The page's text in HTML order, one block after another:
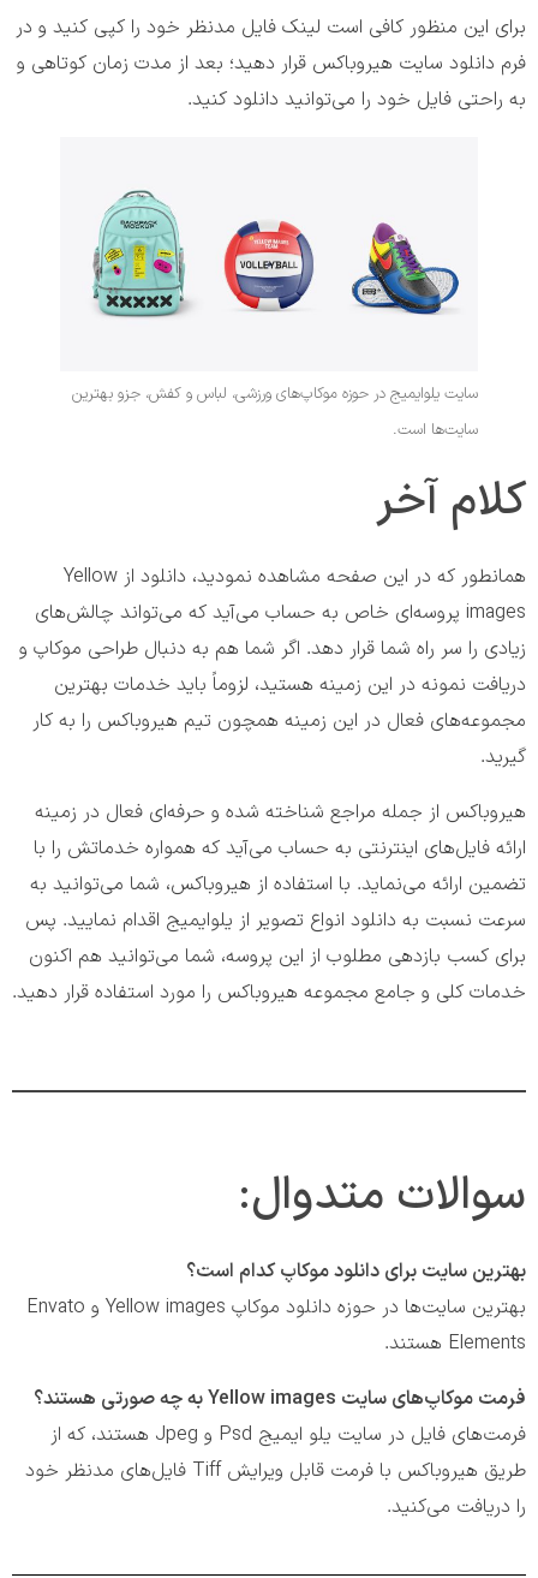
برای این منظور کافی است لینک فایل مدنظر خود را کپی کنید و در
فرم دانلود سایت هیروباکس قرار دهید؛ بعد از مدت زمان کوتاهی و
به راحتی فایل خود را می‌توانید دانلود کنید.
سایت یلوایمیج در حوزه موکاپ‌های ورزشی، لباس و کفش، جزو بهترین
سایت‌ها است.
کلام آخر
همانطور که در این صفحه مشاهده نمودید، دانلود از Yellow
images پروسه‌ای خاص به حساب می‌آید که می‌تواند چالش‌های
زیادی را سر راه شما قرار دهد. اگر شما هم به دنبال طراحی موکاپ و
دریافت نمونه در این زمینه هستید، لزوماً باید خدمات بهترین
مجموعه‌های فعال در این زمینه همچون تیم هیروباکس را به کار
گیرید.
هیروباکس از جمله مراجع شناخته شده و حرفه‌ای فعال در زمینه
ارائه فایل‌های اینترنتی به حساب می‌آید که همواره خدماتش را با
تضمین ارائه می‌نماید. با استفاده از هیروباکس، شما می‌توانید به
سرعت نسبت به دانلود انواع تصویر از یلو‌ایمیج اقدام نمایید. پس
برای کسب بازدهی مطلوب از این پروسه، شما می‌توانید هم اکنون
خدمات کلی و جامع مجموعه هیروباکس را مورد استفاده قرار دهید.
سوالات متدوال:
بهترین سایت برای دانلود موکاپ کدام است؟
بهترین سایت‌ها در حوزه دانلود موکاپ Yellow images و Envato
Elements هستند.
فرمت‌ موکاپ‌های سایت Yellow images به چه صورتی هستند؟
فرمت‌های فایل در سایت یلو ایمیج Psd و Jpeg هستند، که از
طریق هیروباکس با فرمت قابل ویرایش Tiff فایل‌های مدنظر خود
را دریافت می‌کنید.